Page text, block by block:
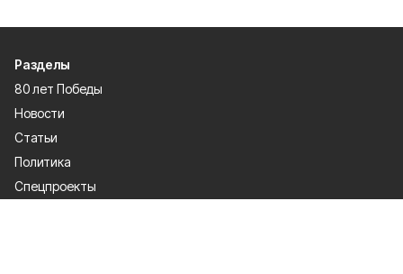
Разделы
80 лет Победы
Новости
Статьи
Политика
Спецпроекты